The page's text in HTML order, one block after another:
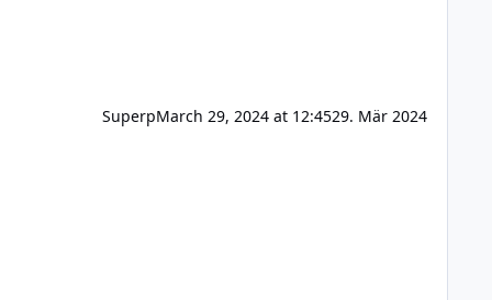
SuperpMarch 29, 2024 at 12:4529. Mär 2024